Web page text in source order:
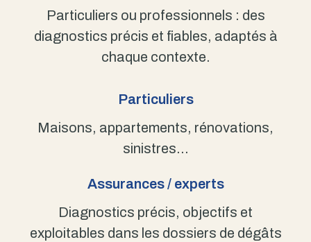
Particuliers ou professionnels : des
diagnostics précis et fiables, adaptés à
chaque contexte.
Particuliers
Maisons, appartements, rénovations,
sinistres…
Assurances / experts
Diagnostics précis, objectifs et
exploitables dans les dossiers de dégâts